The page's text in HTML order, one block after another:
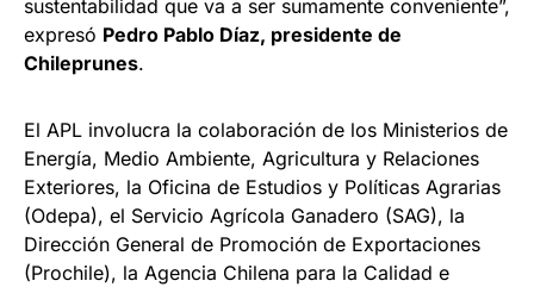
sustentabilidad que va a ser sumamente conveniente”,
expresó Pedro Pablo Díaz, presidente de
Chileprunes.
El APL involucra la colaboración de los Ministerios de
Energía, Medio Ambiente, Agricultura y Relaciones
Exteriores, la Oficina de Estudios y Políticas Agrarias
(Odepa), el Servicio Agrícola Ganadero (SAG), la
Dirección General de Promoción de Exportaciones
(Prochile), la Agencia Chilena para la Calidad e